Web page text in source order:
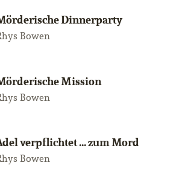
Dinnerparty
Bowen
Mission
Bowen
verpflichtet ... zum Mord
Bowen